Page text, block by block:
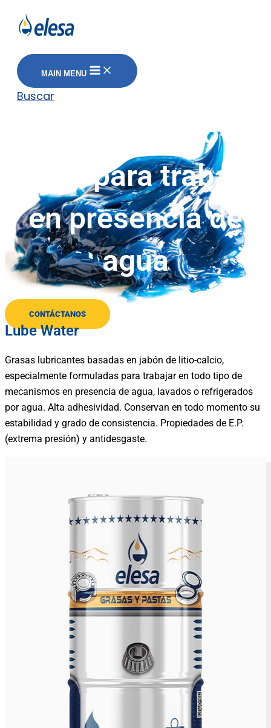
MAIN MENU
Buscar
Grasa de litio-
calcio para trabajar
en presencia de
agua
CONTÁCTANOS
Lube Water
Grasas lubricantes basadas en jabón de litio-calcio,
especialmente formuladas para trabajar en todo tipo de
mecanismos en presencia de agua, lavados o refrigerados
por agua. Alta adhesividad. Conservan en todo momento su
estabilidad y grado de consistencia. Propiedades de E.P.
(extrema presión) y antidesgaste.